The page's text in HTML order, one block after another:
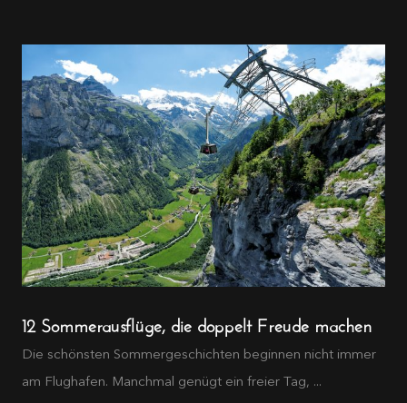
12 Sommerausflüge, die doppelt Freude machen
Die schönsten Sommergeschichten beginnen nicht immer
am Flughafen. Manchmal genügt ein freier Tag, ...